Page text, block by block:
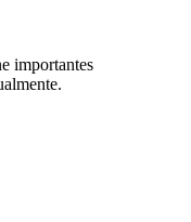
importantes